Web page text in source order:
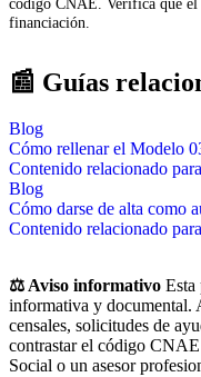
financiación.
📰 Guías
Blog
Cómo rellenar el Modelo
Contenido relacionado
Blog
Cómo darse de alta como
Contenido relacionado
⚖️ Aviso informativo Esta
informativa y documental.
censales, solicitudes de
contrastar el código
Social o un asesor